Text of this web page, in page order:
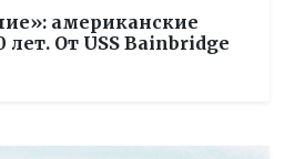
американские
лет. От USS Bainbridge